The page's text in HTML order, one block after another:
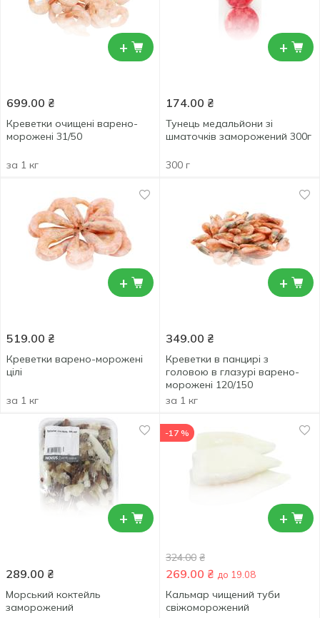
+
699.00 ₴
Креветки очищені варено-
морожені 31/50
за 1 кг
+
174.00 ₴
Тунець медальйони зі
шматочків заморожений 300г
300 г
+
519.00 ₴
Креветки варено-морожені
цілі
за 1 кг
+
349.00 ₴
Креветки в панцирі з
головою в глазурі варено-
морожені 120/150
за 1 кг
+
289.00 ₴
Морський коктейль
заморожений
+
-17 %
324.00 ₴
269.00 ₴ до 19.08
Кальмар чищений туби
свіжоморожений